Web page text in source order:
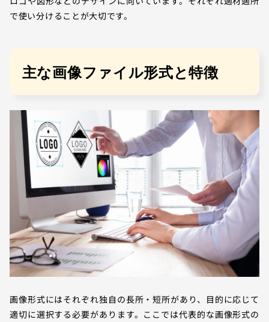
で使い分けることが大切です。
主な画像ファイル形式と特徴
画像形式にはそれぞれ独自の長所・短所があり、目的に応じて
適切に選択する必要があります。ここでは代表的な画像形式の